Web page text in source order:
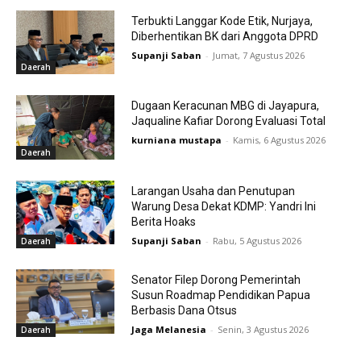
Daerah
Terbukti Langgar Kode Etik, Nurjaya,
Diberhentikan BK dari Anggota DPRD
Supanji Saban - Jumat, 7 Agustus 2026
Daerah
Dugaan Keracunan MBG di Jayapura,
Jaqualine Kafiar Dorong Evaluasi Total
kurniana mustapa - Kamis, 6 Agustus 2026
Daerah
Larangan Usaha dan Penutupan
Warung Desa Dekat KDMP: Yandri Ini
Berita Hoaks
Supanji Saban - Rabu, 5 Agustus 2026
Daerah
Senator Filep Dorong Pemerintah
Susun Roadmap Pendidikan Papua
Berbasis Dana Otsus
Jaga Melanesia - Senin, 3 Agustus 2026